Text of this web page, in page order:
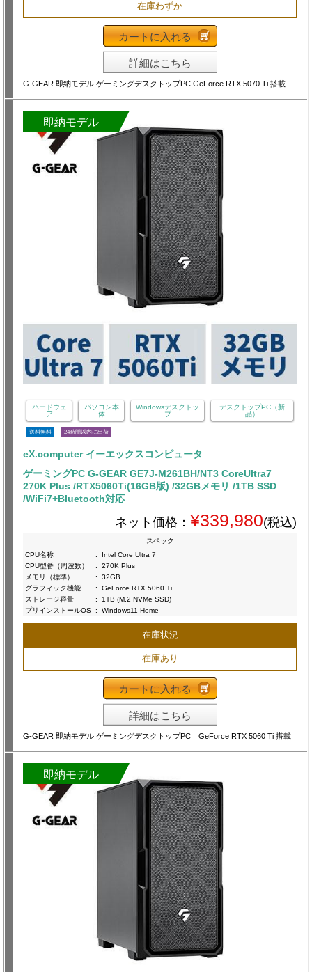
在庫わずか
カートに入れる
詳細はこちら
G-GEAR 即納モデル ゲーミングデスクトップPC GeForce RTX 5070 Ti 搭載
即納モデル
ハードウェ
ア
パソコン本
体
Windowsデスクトッ
プ
デスクトップPC（新
品）
送料無料 24時間以内に出荷
eX.computer イーエックスコンピュータ
ゲーミングPC G-GEAR GE7J-M261BH/NT3 CoreUltra7
270K Plus /RTX5060Ti(16GB版) /32GBメモリ /1TB SSD
/WiFi7+Bluetooth対応
ネット価格： ¥339,980(税込)
スペック
CPU名称
:
Intel Core Ultra 7
CPU型番（周波数）
:
270K Plus
メモリ（標準）
:
32GB
グラフィック機能
:
GeForce RTX 5060 Ti
ストレージ容量
:
1TB (M.2 NVMe SSD)
プリインストールOS : Windows11 Home
在庫状況
在庫あり
カートに入れる
詳細はこちら
G-GEAR 即納モデル ゲーミングデスクトップPC GeForce RTX 5060 Ti 搭載
即納モデル